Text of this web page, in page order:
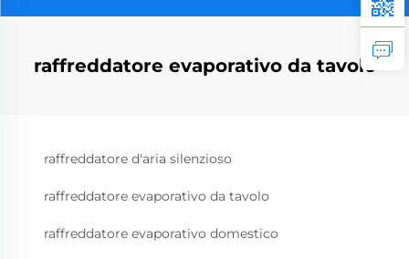
raffreddatore evaporativo da tavolo
raffreddatore d'aria silenzioso
raffreddatore evaporativo da tavolo
raffreddatore evaporativo domestico